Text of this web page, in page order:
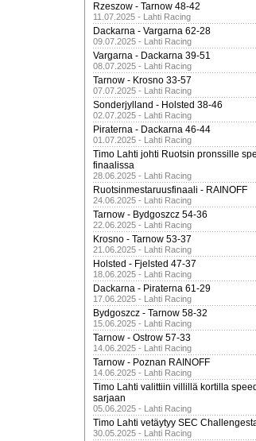
Rzeszow - Tarnow 48-42
11.07.2025 - Lahti Racing
Dackarna - Vargarna 62-28
09.07.2025 - Lahti Racing
Vargarna - Dackarna 39-51
08.07.2025 - Lahti Racing
Tarnow - Krosno 33-57
07.07.2025 - Lahti Racing
Sonderjylland - Holsted 38-46
02.07.2025 - Lahti Racing
Piraterna - Dackarna 46-44
01.07.2025 - Lahti Racing
Timo Lahti johti Ruotsin pronssille
finaalissa
28.06.2025 - Lahti Racing
Ruotsinmestaruusfinaali - RAINOFF
24.06.2025 - Lahti Racing
Tarnow - Bydgoszcz 54-36
22.06.2025 - Lahti Racing
Krosno - Tarnow 53-37
21.06.2025 - Lahti Racing
Holsted - Fjelsted 47-37
18.06.2025 - Lahti Racing
Dackarna - Piraterna 61-29
17.06.2025 - Lahti Racing
Bydgoszcz - Tarnow 58-32
15.06.2025 - Lahti Racing
Tarnow - Ostrow 57-33
14.06.2025 - Lahti Racing
Tarnow - Poznan RAINOFF
14.06.2025 - Lahti Racing
Timo Lahti valittiin villillä kortilla
sarjaan
05.06.2025 - Lahti Racing
Timo Lahti vetäytyy SEC
30.05.2025 - Lahti Racing